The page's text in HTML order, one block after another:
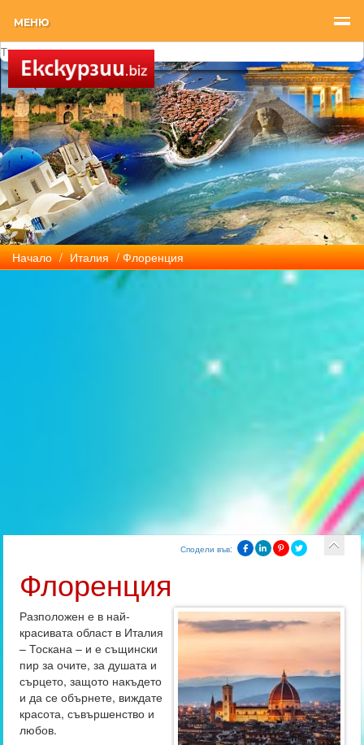
МЕНЮ
Начало / Италия / Флоренция
Сподели във:
Флоренция
Разположен е в най-
красивата област в Италия
– Тоскана – и е същински
пир за очите, за душата и
сърцето, защото накъдето
и да се обърнете, виждате
красота, съвършенство и
любов.